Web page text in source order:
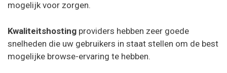
mogelijk voor zorgen.
Kwaliteitshosting providers hebben zeer goede
snelheden die uw gebruikers in staat stellen om de best
mogelijke browse-ervaring te hebben.